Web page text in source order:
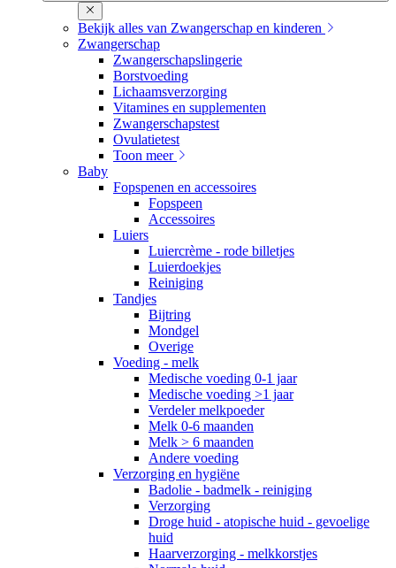
Bekijk alles van Zwangerschap en kinderen
Zwangerschap
Zwangerschapslingerie
Borstvoeding
Lichaamsverzorging
Vitamines en supplementen
Zwangerschapstest
Ovulatietest
Toon meer
Baby
Fopspenen en accessoires
Fopspeen
Accessoires
Luiers
Luiercrème - rode billetjes
Luierdoekjes
Reiniging
Tandjes
Bijtring
Mondgel
Overige
Voeding - melk
Medische voeding 0-1 jaar
Medische voeding >1 jaar
Verdeler melkpoeder
Melk 0-6 maanden
Melk > 6 maanden
Andere voeding
Verzorging en hygiëne
Badolie - badmelk - reiniging
Verzorging
Droge huid - atopische huid - gevoelige
huid
Haarverzorging - melkkorstjes